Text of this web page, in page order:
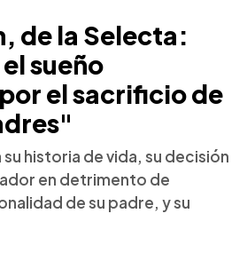
de la Selecta:
sueño
el sacrificio de
su historia de vida, su decisión
en detrimento de
de su padre, y su